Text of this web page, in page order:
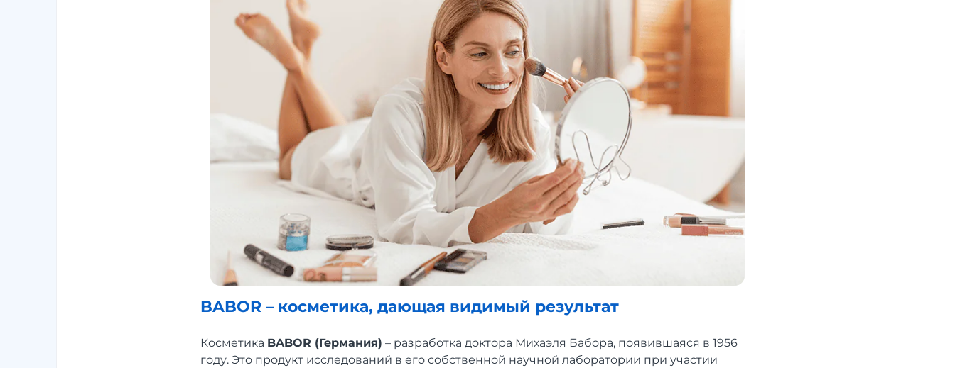
BABOR – косметика, дающая видимый результат
Косметика BABOR (Германия) – разработка доктора Михаэля Бабора, появившаяся в 1956
году. Это продукт исследований в его собственной научной лаборатории при участии